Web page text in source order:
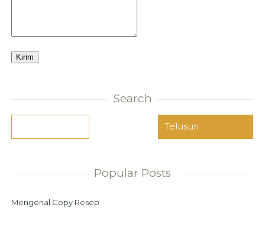
Search
Popular Posts
Mengenal Copy Resep